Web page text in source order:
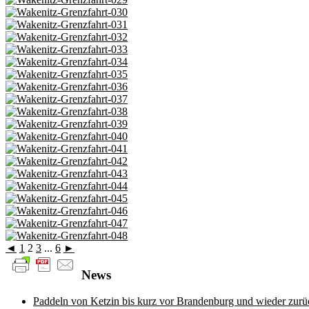
◄ 1 2 3 ... 6 ►
News
Paddeln von Ketzin bis kurz vor Brandenburg und wieder